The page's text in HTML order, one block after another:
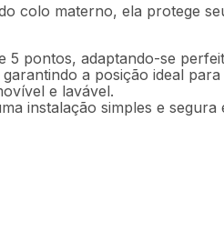
colo materno, ela protege
5 pontos, adaptando-se
a posição ideal
e lavável.
instalação simples e segura